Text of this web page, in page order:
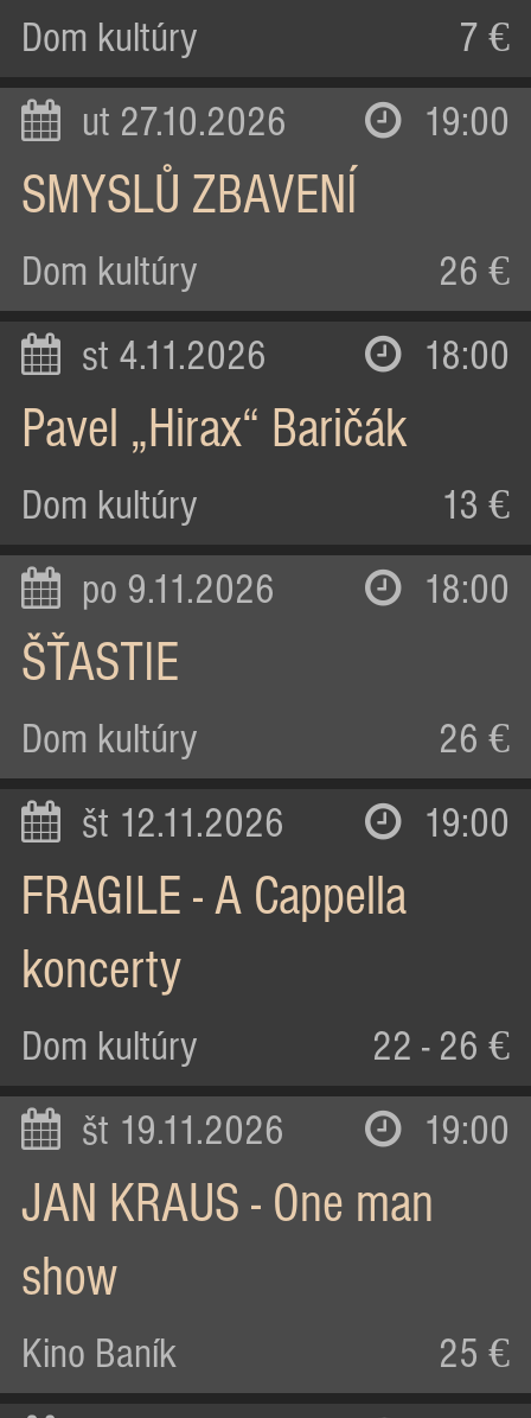
Dom kultúry 7 €
ut 27.10.2026 19:00
SMYSLŮ ZBAVENÍ
Dom kultúry 26 €
st 4.11.2026 18:00
Pavel „Hirax“ Baričák
Dom kultúry 13 €
po 9.11.2026 18:00
ŠŤASTIE
Dom kultúry 26 €
št 12.11.2026 19:00
FRAGILE - A Cappella
koncerty
Dom kultúry 22 - 26 €
št 19.11.2026 19:00
JAN KRAUS - One man
show
Kino Baník 25 €